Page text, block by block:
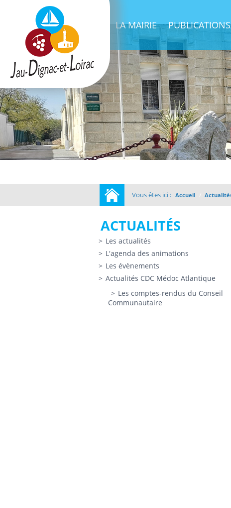
ACTUALITÉS LA MAIRIE PUBLICATIONS
Vous êtes ici : Accueil
ACTUALITÉS
Les actualités
L'agenda des animations
Les évènements
Actualités CDC Médoc Atlantique
Les comptes-rendus du Conseil
Communautaire